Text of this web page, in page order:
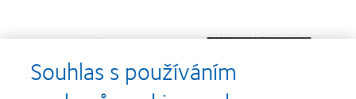
Learn
more
about
Cena
Learn
about
Kontaktní
Souhlas s používáním